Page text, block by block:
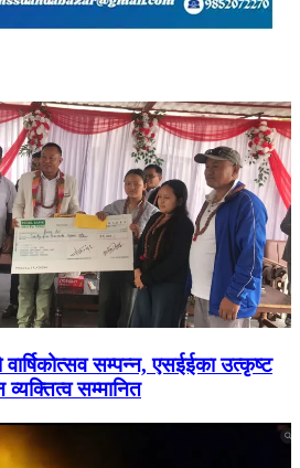
सम्पन्न, एसईईका उत्कृष्ट
व्यक्तित्व सम्मानित